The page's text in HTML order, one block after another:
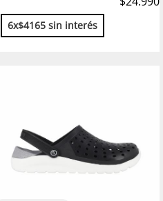
6x$4165 sin interés